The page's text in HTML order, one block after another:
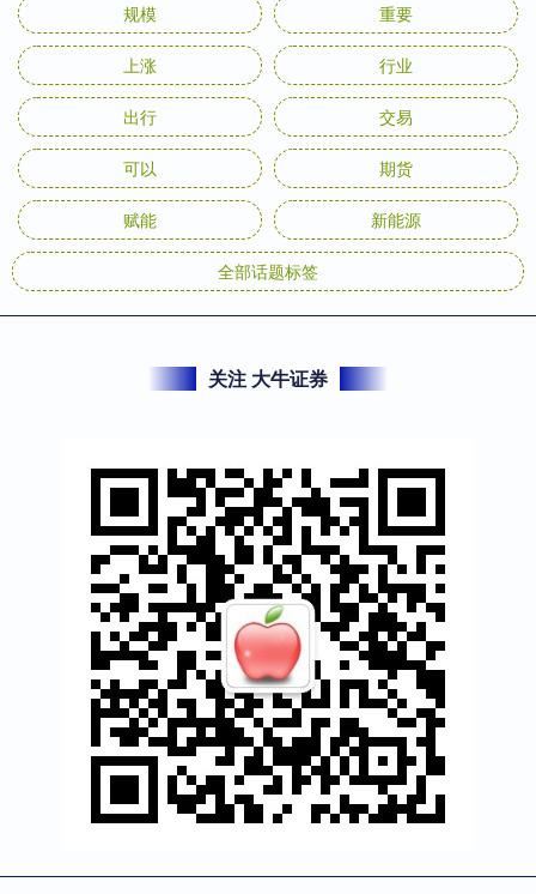
规模 重要
上涨 行业
出行 交易
可以 期货
赋能 新能源
全部话题标签
关注 大牛证券